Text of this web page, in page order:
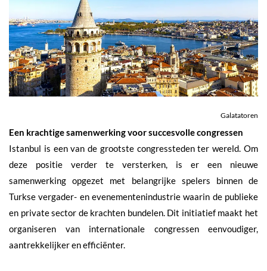
Galatatoren
Een krachtige samenwerking voor succesvolle congressen
Istanbul is een van de grootste congressteden ter wereld. Om
deze positie verder te versterken, is er een nieuwe
samenwerking opgezet met belangrijke spelers binnen de
Turkse vergader- en evenementenindustrie waarin de publieke
en private sector de krachten bundelen. Dit initiatief maakt het
organiseren van internationale congressen eenvoudiger,
aantrekkelijker en efficiënter.